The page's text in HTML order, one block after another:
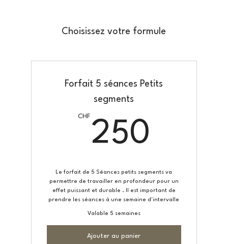
Choisissez votre formule
Forfait 5 séances Petits
segments
CHF
250
Le forfait de 5 Séances petits segments va
permettre de travailler en profondeur pour un
effet puissant et durable . Il est important de
prendre les séances à une semaine d'intervalle
Valable 5 semaines
Ajouter au panier